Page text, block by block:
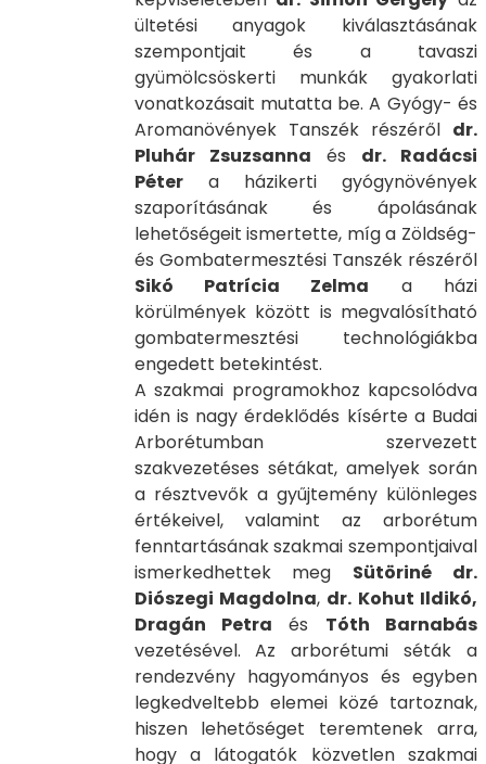
ültetési anyagok kiválasztásának
szempontjait és a tavaszi
gyümölcsöskerti munkák gyakorlati
vonatkozásait mutatta be. A Gyógy- és
Aromanövények Tanszék részéről dr.
Pluhár Zsuzsanna és dr. Radácsi
Pétera házikerti gyógynövények
szaporításának és ápolásának
lehetőségeit ismertette, míg a Zöldség-
és Gombatermesztési Tanszék részéről
Sikó Patrícia Zelma a házi
körülmények között is megvalósítható
gombatermesztési technológiákba
engedett betekintést.
A szakmai programokhoz kapcsolódva
idén is nagy érdeklődés kísérte a Budai
Arborétumban szervezett
szakvezetéses sétákat, amelyek során
a résztvevők a gyűjtemény különleges
értékeivel, valamint az arborétum
fenntartásának szakmai szempontjaival
ismerkedhettek meg Sütöriné dr.
Diószegi Magdolna, dr. Kohut Ildikó,
Dragán Petra és Tóth Barnabás
vezetésével. Az arborétumi séták a
rendezvény hagyományos és egyben
legkedveltebb elemei közé tartoznak,
hiszen lehetőséget teremtenek arra,
hogy a látogatók közvetlen szakmai